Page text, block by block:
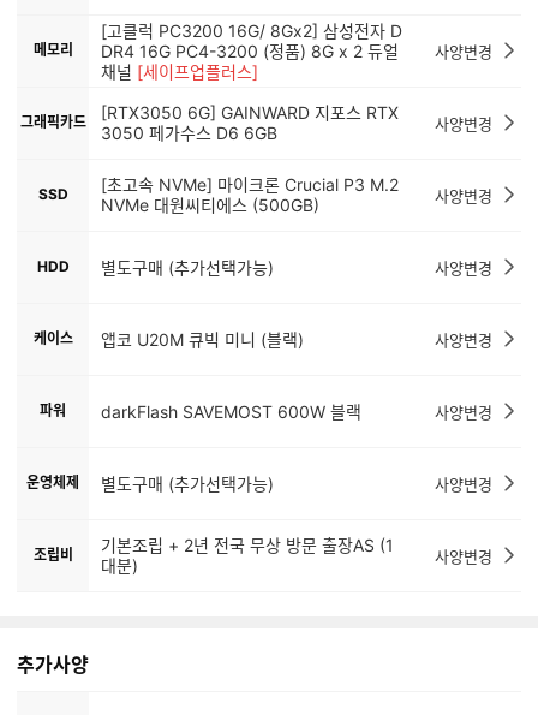
메모리
[고클럭 PC3200 16G/ 8Gx2] 삼성전자 D
DR4 16G PC4-3200 (정품) 8G x 2 듀얼
채널 [세이프업플러스]
사양변경
그래픽카드
[RTX3050 6G] GAINWARD 지포스 RTX
3050 페가수스 D6 6GB
사양변경
SSD
[초고속 NVMe] 마이크론 Crucial P3 M.2
NVMe 대원씨티에스 (500GB)
사양변경
HDD 별도구매 (추가선택가능) 사양변경
케이스 앱코 U20M 큐빅 미니 (블랙) 사양변경
파워 darkFlash SAVEMOST 600W 블랙 사양변경
운영체제 별도구매 (추가선택가능) 사양변경
조립비
기본조립 + 2년 전국 무상 방문 출장AS (1
대분)
사양변경
추가사양